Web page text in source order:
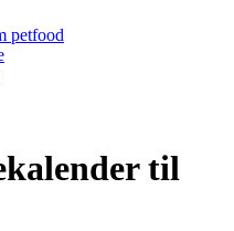
petfood
til